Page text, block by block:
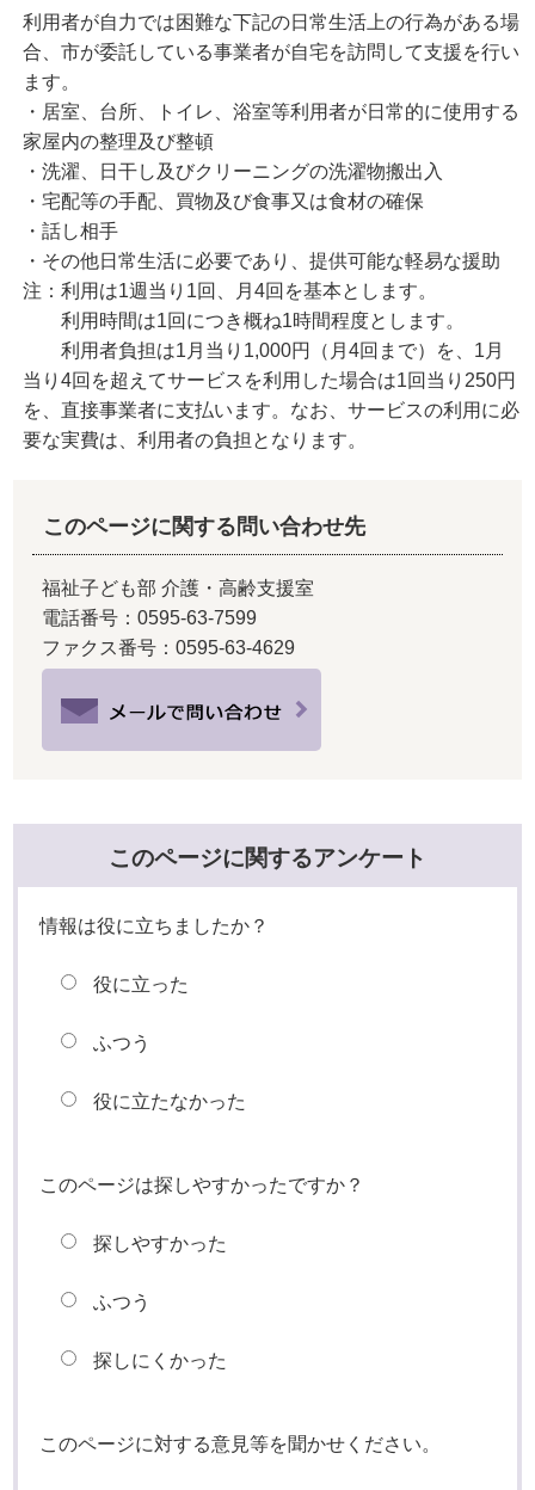
利用者が自力では困難な下記の日常生活上の行為がある場
合、市が委託している事業者が自宅を訪問して支援を行い
ます。
・居室、台所、トイレ、浴室等利用者が日常的に使用する
家屋内の整理及び整頓
・洗濯、日干し及びクリーニングの洗濯物搬出入
・宅配等の手配、買物及び食事又は食材の確保
・話し相手
・その他日常生活に必要であり、提供可能な軽易な援助
注：利用は1週当り1回、月4回を基本とします。
利用時間は1回につき概ね1時間程度とします。
利用者負担は1月当り1,000円（月4回まで）を、1月
当り4回を超えてサービスを利用した場合は1回当り250円
を、直接事業者に支払います。なお、サービスの利用に必
要な実費は、利用者の負担となります。
このページに関する問い合わせ先
福祉子ども部 介護・高齢支援室
電話番号：0595-63-7599
ファクス番号：0595-63-4629
このページに関するアンケート
情報は役に立ちましたか？
役に立った
ふつう
役に立たなかった
このページは探しやすかったですか？
探しやすかった
ふつう
探しにくかった
このページに対する意見等を聞かせください。